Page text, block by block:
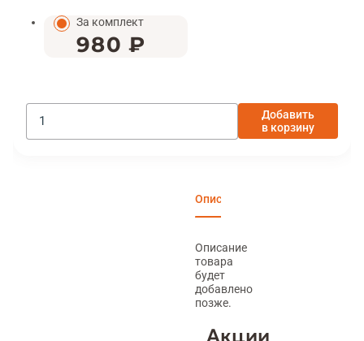
За комплект
980 ₽
Добавить
в корзину
Описание
Описание
товара
будет
добавлено
позже.
Акции